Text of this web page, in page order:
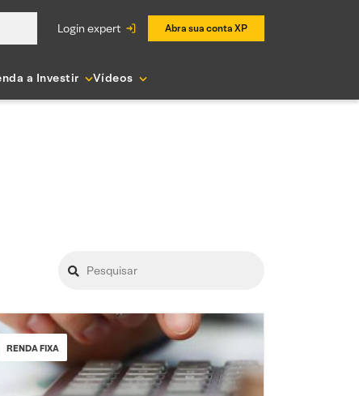
login expert Abra sua conta XP
a Investir Vídeos
RENDA FIXA